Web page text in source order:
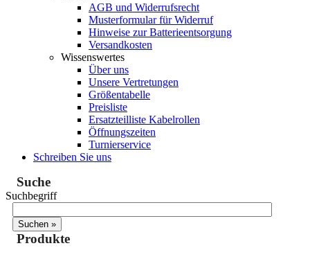
AGB und Widerrufsrecht
Musterformular für Widerruf
Hinweise zur Batterieentsorgung
Versandkosten
Wissenswertes
Über uns
Unsere Vertretungen
Größentabelle
Preisliste
Ersatzteilliste Kabelrollen
Öffnungszeiten
Turnierservice
Schreiben Sie uns
Suche
Suchbegriff
Produkte